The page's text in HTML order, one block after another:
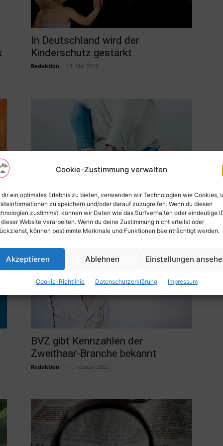
Cookie-Zustimmung verwalten
dir ein optimales Erlebnis zu bieten, verwenden wir Technologien wie Cookies,
zu speichern und/oder darauf zuzugreifen. Wenn du diesen
zustimmst, können wir Daten wie das Surfverhalten oder eindeutige
Website verarbeiten. Wenn du deine Zustimmung nicht erteilst oder
können bestimmte Merkmale und Funktionen beeinträchtigt werden.
Akzeptieren Ablehnen Einstellungen
Cookie-Richtlinie Datenschutzerklärung Impressum
In Deutschland wird der
Kinderschutz gestärkt
Redaktion 13. Mai 2019
Hohes Homocystein schädigt die
Knochen – Zellgift steigert Risiko
für Osteoporose...
Redaktion - 11. Februar 2022
BVZ gibt Kennzahlen der
Zweithaar-Branche bekannt
Redaktion 11. Februar 2022